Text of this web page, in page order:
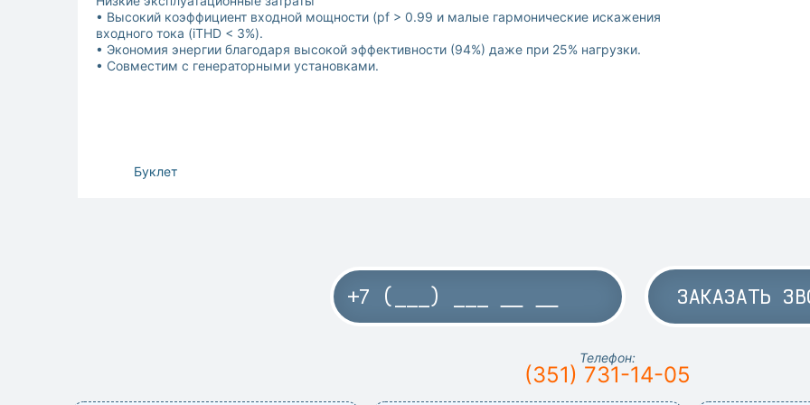
• Высокий коэффициент входной мощности (pf > 0.99 и малые гармонические искажения
входного тока (iTHD < 3%).
• Экономия энергии благодаря высокой эффективности (94%) даже при 25% нагрузки.
• Совместим с генераторными установками.
Буклет
ЗАКАЗАТЬ
Телефон:
(351) 731-14-05